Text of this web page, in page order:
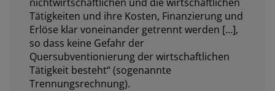
Tätigkeiten und ihre Kosten, Finanzierung und
Erlöse klar voneinander getrennt werden […],
so dass keine Gefahr der
Quersubventionierung der wirtschaftlichen
Tätigkeit besteht“ (sogenannte
Trennungsrechnung).